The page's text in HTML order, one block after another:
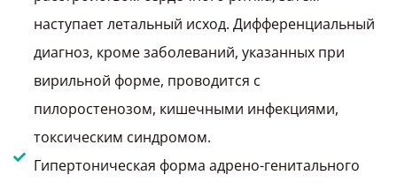
наступает летальный исход. Дифференциальный
диагноз, кроме заболеваний, указанных при
вирильной форме, проводится с
пилоростенозом, кишечными инфекциями,
токсическим синдромом.
Гипертоническая форма адрено-генитального